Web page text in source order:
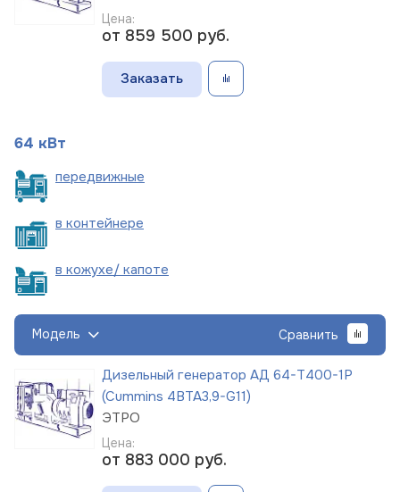
Цена:
от 859 500 руб.
Заказать
64 кВт
передвижные
в контейнере
в кожухе/ капоте
Модель Сравнить
Дизельный генератор АД 64-Т400-1Р
(Cummins 4BTA3,9-G11)
ЭТРО
Цена:
от 883 000 руб.